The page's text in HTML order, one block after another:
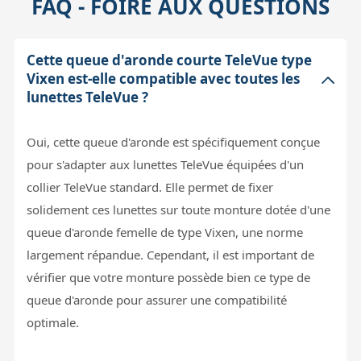
FAQ - FOIRE AUX QUESTIONS
Cette queue d'aronde courte TeleVue type
Vixen est-elle compatible avec toutes les
lunettes TeleVue ?
Oui, cette queue d'aronde est spécifiquement conçue
pour s'adapter aux lunettes TeleVue équipées d'un
collier TeleVue standard. Elle permet de fixer
solidement ces lunettes sur toute monture dotée d'une
queue d'aronde femelle de type Vixen, une norme
largement répandue. Cependant, il est important de
vérifier que votre monture possède bien ce type de
queue d'aronde pour assurer une compatibilité
optimale.